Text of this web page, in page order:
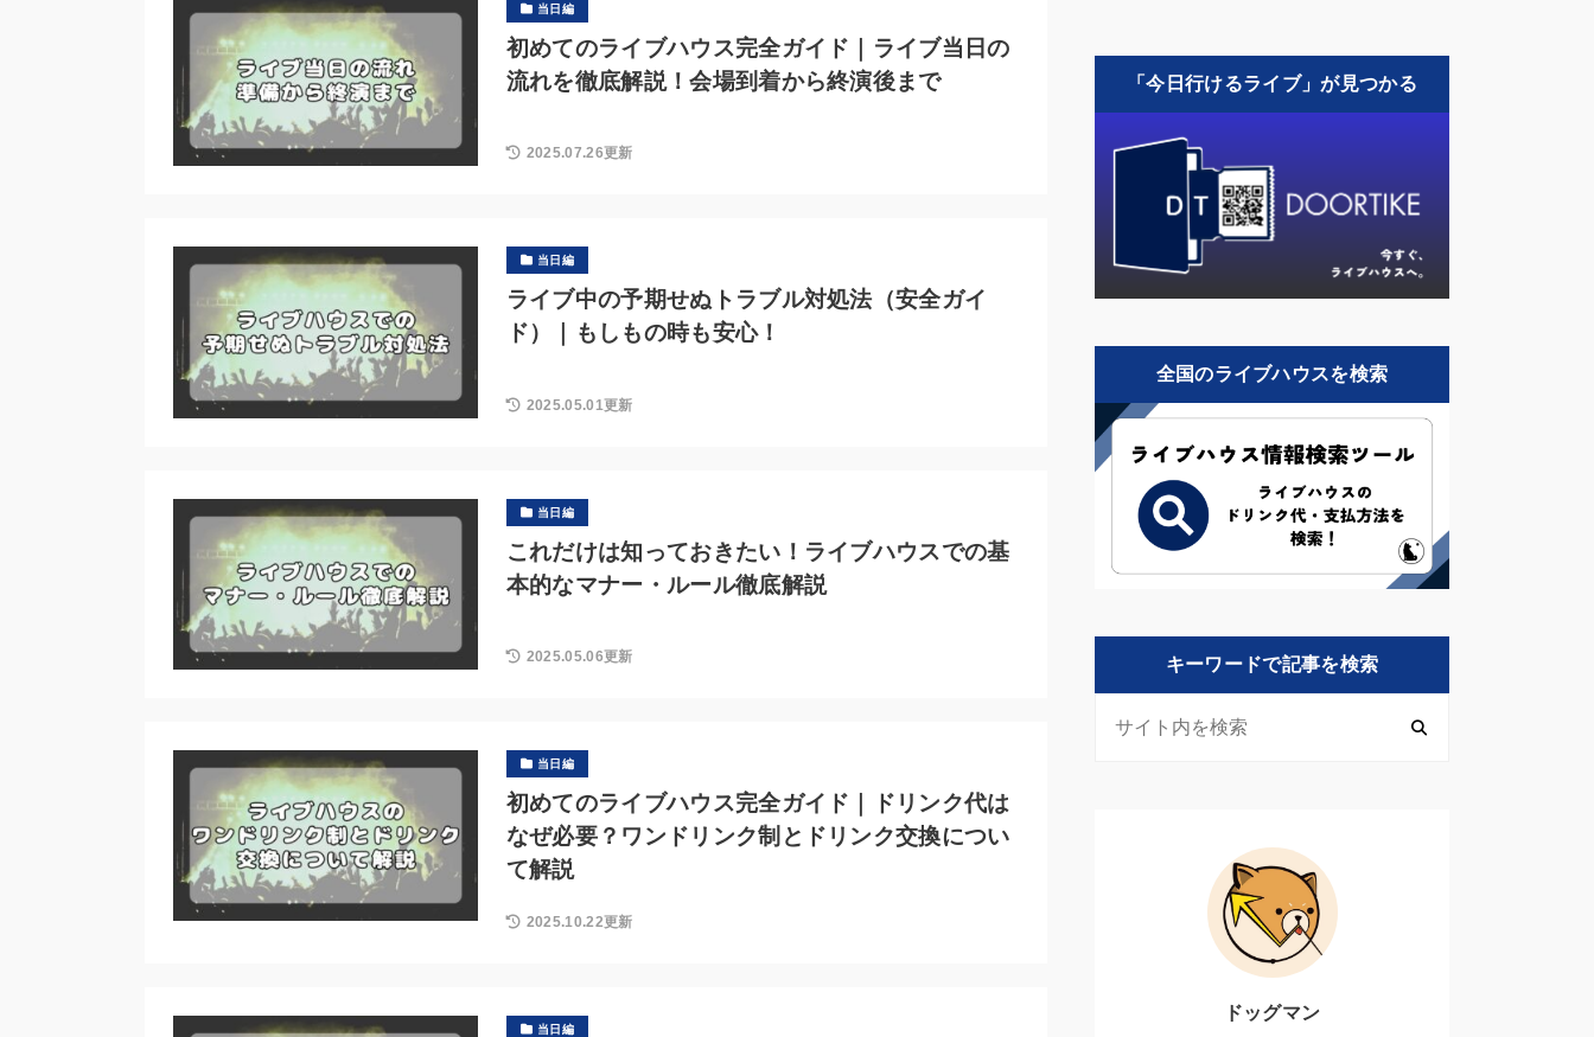
当日編
初めてのライブハウス完全ガイド｜ライブ当日の
流れを徹底解説！会場到着から終演後まで
2025.07.26更新
当日編
ライブ中の予期せぬトラブル対処法（安全ガイ
ド）｜もしもの時も安心！
2025.05.01更新
当日編
これだけは知っておきたい！ライブハウスでの基
本的なマナー・ルール徹底解説
2025.05.06更新
当日編
初めてのライブハウス完全ガイド｜ドリンク代は
なぜ必要？ワンドリンク制とドリンク交換につい
て解説
2025.10.22更新
当日編
「今日行けるライブ」が見つかる
全国のライブハウスを検索
キーワードで記事を検索
ドッグマン